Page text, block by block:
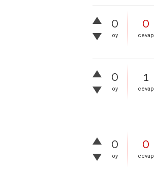
0
oy
0
cevap
0
oy
1
cevap
0
oy
0
cevap